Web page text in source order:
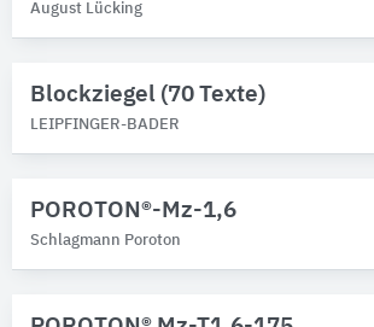
August Lücking
Blockziegel (70 Texte)
LEIPFINGER-BADER
POROTON®-Mz-1,6
Schlagmann Poroton